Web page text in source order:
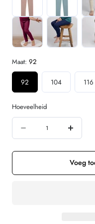
Maat: 92
92 104 116
Hoeveelheid
verminderen
ENGEL
Verhoog
de
voor
Voeg